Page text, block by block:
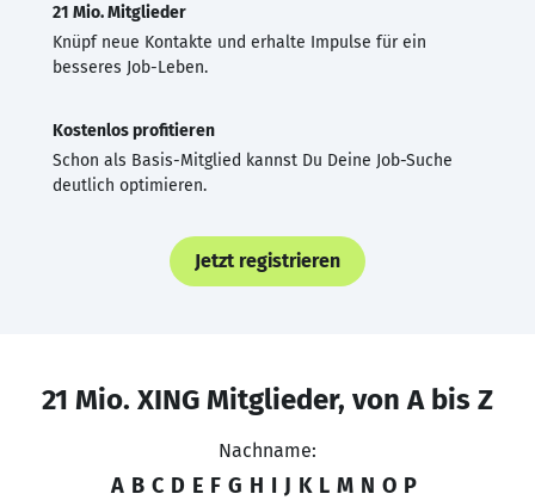
21 Mio. Mitglieder
Knüpf neue Kontakte und erhalte Impulse für ein
besseres Job-Leben.
Kostenlos profitieren
Schon als Basis-Mitglied kannst Du Deine Job-Suche
deutlich optimieren.
Jetzt registrieren
21 Mio. XING Mitglieder, von A bis Z
Nachname:
A B C D E F G H I J K L M N O P